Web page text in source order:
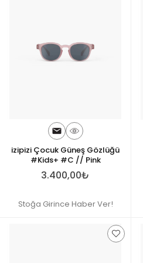
izipizi Çocuk Güneş Gözlüğü
#Kids+ #C // Pink
3.400,00₺
Stoğa Girince Haber Ver!